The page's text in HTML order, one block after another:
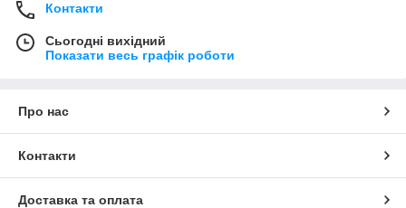
Контакти
Сьогодні вихідний
Показати весь графік роботи
Про нас
Контакти
Доставка та оплата